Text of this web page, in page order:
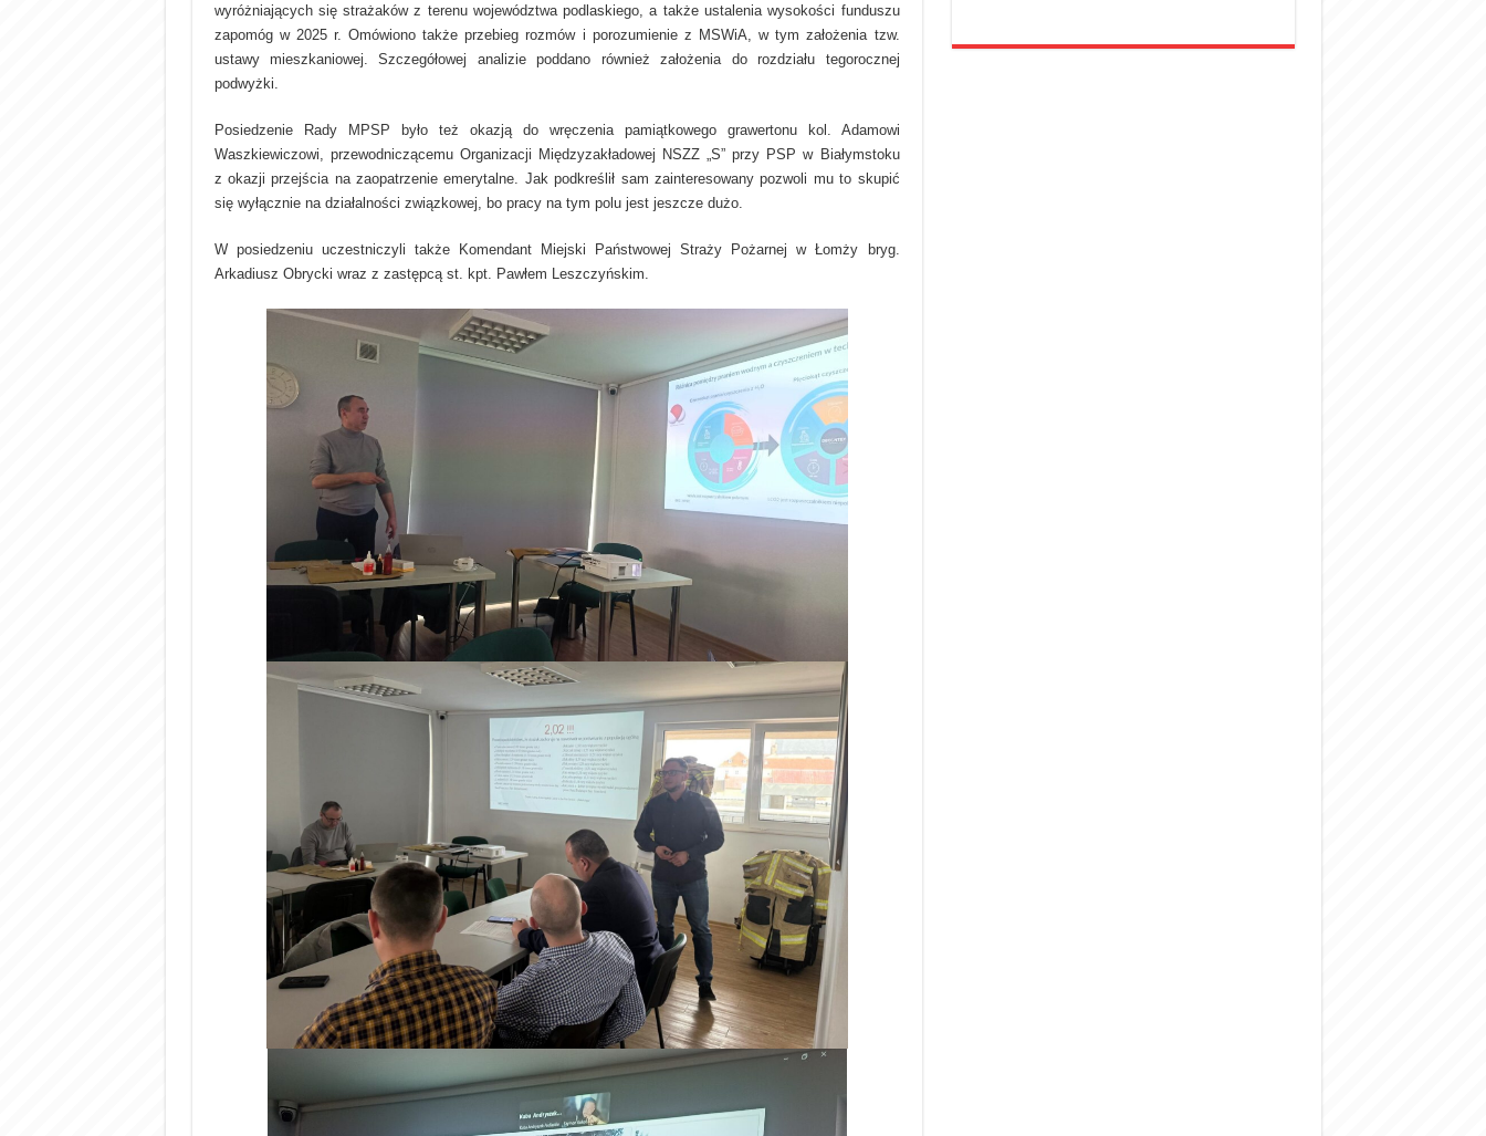
wyróżniających się strażaków z terenu województwa podlaskiego, a także ustalenia wysokości funduszu
zapomóg w 2025 r. Omówiono także przebieg rozmów i porozumienie z MSWiA, w tym założenia tzw.
ustawy mieszkaniowej. Szczegółowej analizie poddano również założenia do rozdziału tegorocznej
podwyżki.
Posiedzenie Rady MPSP było też okazją do wręczenia pamiątkowego grawertonu kol. Adamowi
Waszkiewiczowi, przewodniczącemu Organizacji Międzyzakładowej NSZZ „S” przy PSP w Białymstoku
z okazji przejścia na zaopatrzenie emerytalne. Jak podkreślił sam zainteresowany pozwoli mu to skupić
się wyłącznie na działalności związkowej, bo pracy na tym polu jest jeszcze dużo.
W posiedzeniu uczestniczyli także Komendant Miejski Państwowej Straży Pożarnej w Łomży bryg.
Arkadiusz Obrycki wraz z zastępcą st. kpt. Pawłem Leszczyńskim.